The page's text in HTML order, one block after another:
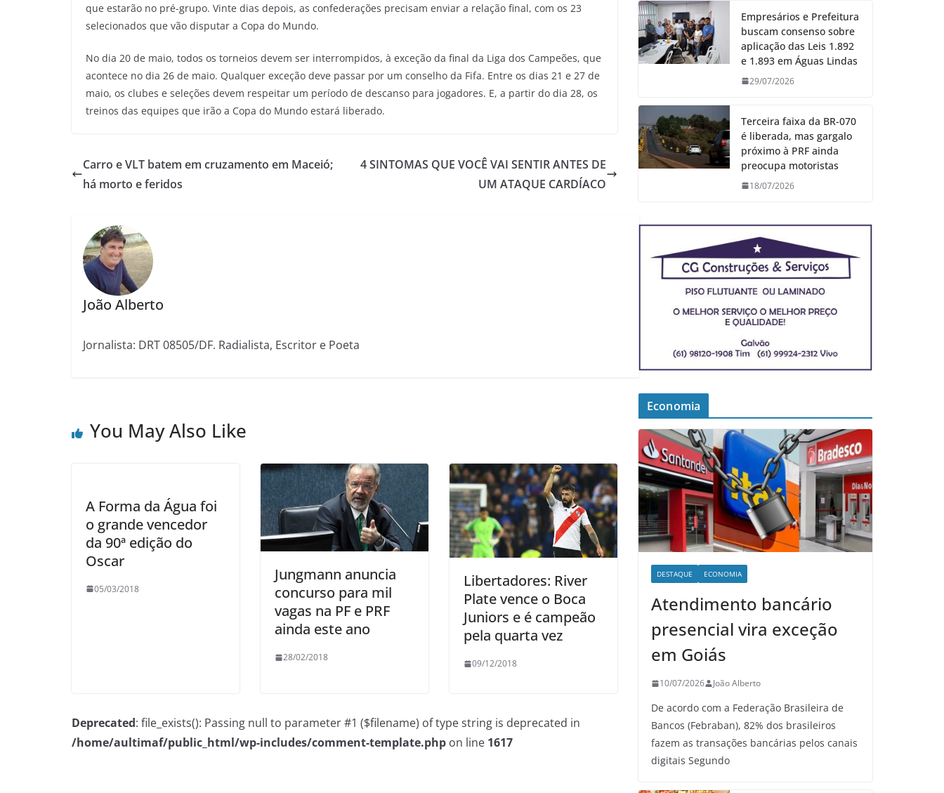
que estarão no pré-grupo. Vinte dias depois, as confederações precisam enviar a relação final, com os 23
selecionados que vão disputar a Copa do Mundo.
No dia 20 de maio, todos os torneios devem ser interrompidos, à exceção da final da Liga dos Campeões, que
acontece no dia 26 de maio. Qualquer exceção deve passar por um conselho da Fifa. Entre os dias 21 e 27 de
maio, os clubes e seleções devem respeitar um período de descanso para jogadores. E, a partir do dia 28, os
treinos das equipes que irão a Copa do Mundo estará liberado.
Carro e VLT batem em cruzamento em Maceió;
há morto e feridos
4 SINTOMAS QUE VOCÊ VAI SENTIR ANTES DE
UM ATAQUE CARDÍACO
João Alberto
Jornalista: DRT 08505/DF. Radialista, Escritor e Poeta
You May Also Like
A Forma da Água foi
o grande vencedor
da 90ª edição do
Oscar
05/03/2018
Jungmann anuncia
concurso para mil
vagas na PF e PRF
ainda este ano
28/02/2018
Libertadores: River
Plate vence o Boca
Juniors e é campeão
pela quarta vez
09/12/2018
Deprecated: file_exists(): Passing null to parameter #1 ($filename) of type string is deprecated in
/home/aultimaf/public_html/wp-includes/comment-template.php on line 1617
Empresários e Prefeitura
buscam consenso sobre
aplicação das Leis 1.892
e 1.893 em Águas Lindas
29/07/2026
Terceira faixa da BR-070
é liberada, mas gargalo
próximo à PRF ainda
preocupa motoristas
18/07/2026
Economia
DESTAQUE ECONOMIA
Atendimento bancário
presencial vira exceção
em Goiás
10/07/2026 João Alberto
De acordo com a Federação Brasileira de
Bancos (Febraban), 82% dos brasileiros
fazem as transações bancárias pelos canais
digitais Segundo